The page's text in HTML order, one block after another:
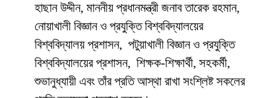
হাছান উদ্দীন, মাননীয় প্রধানমন্ত্রী জনাব তারেক রহমান,
নোয়াখালী বিজ্ঞান ও প্রযুক্তি বিশ্ববিদ্যালয়ের
বিশ্ববিদ্যালয় প্রশাসন, পটুয়াখালী বিজ্ঞান ও প্রযুক্তি
বিশ্ববিদ্যালয়ের প্রশাসন, শিক্ষক-শিক্ষার্থী, সহকর্মী,
শুভানুধ্যায়ী এবং তাঁর প্রতি আস্থা রাখা সংশ্লিষ্ট সকলের